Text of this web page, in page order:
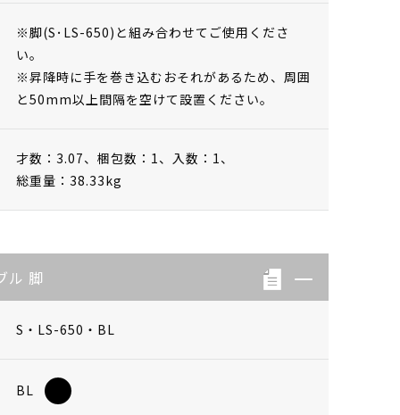
※脚(S･LS-650)と組み合わせてご使用くださ
い。
※昇降時に手を巻き込むおそれがあるため、周囲
と50mm以上間隔を空けて設置ください。
才数：3.07、 梱包数：1、 入数：1、
総重量：38.33kg
ル 脚
S・LS-650・BL
BL